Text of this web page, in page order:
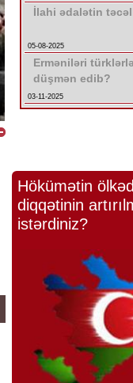
İlahi ədalətin
05-08-2025
Erməniləri
düşmən edib?
03-11-2025
Hökümətin
diqqətinin
istərdiniz?